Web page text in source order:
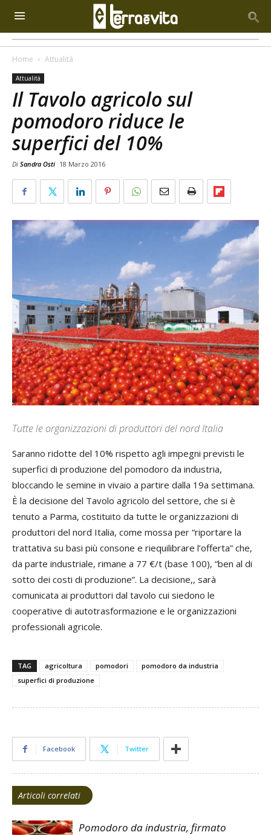
Home Attualità
Attualità
Il Tavolo agricolo sul
pomodoro riduce le
superfici del 10%
Di Sandra Osti 18 Marzo 2016
Tutte le organizzazioni di produttori del nord Italia
Saranno ridotte del 10% rispetto agli impegni previsti le
superfici di produzione del pomodoro da industria,
bloccando le semine in vivaio a partire dalla 19a settimana.
È la decisione del Tavolo agricolo del settore, che si è
tenuto a Parma, costituito da tutte le organizzazioni di
produttori del nord Italia, come mossa per “riportare la
trattativa su basi più consone e riequilibrare l’offerta” che,
da parte industriale, rimane a 77 €/t (base 100), “ben al di
sotto dei costi di produzione”. La decisione,, sarà
comunicata ai produttori dal tavolo cui siedono le
cooperative di autotrasformazione e le organizzazioni
professionali agricole.
TAG agricoltura pomodori
pomodoro da industria
superfici di produzione
Facebook Twitter
Articoli correlati
Pomodoro da industria, firmato